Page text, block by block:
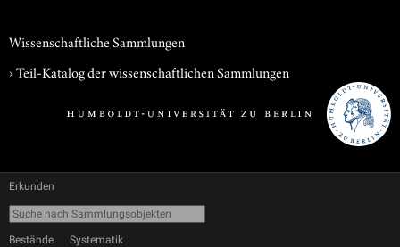
Wissenschaftliche Sammlungen
› Teil-Katalog der wissenschaftlichen Sammlungen
Erkunden
Bestände Systematik